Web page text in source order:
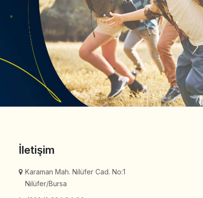
İletişim
Karaman Mah. Nilüfer Cad. No:1
Nilüfer/Bursa